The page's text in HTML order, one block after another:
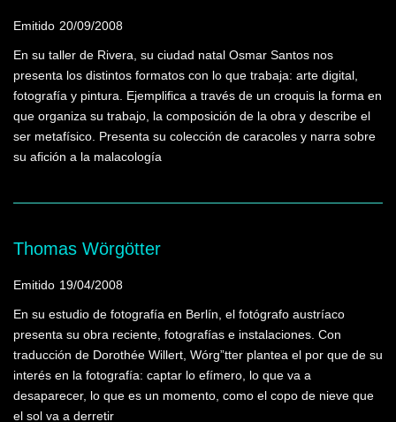
Emitido 20/09/2008
En su taller de Rivera, su ciudad natal Osmar Santos nos
presenta los distintos formatos con lo que trabaja: arte digital,
fotografía y pintura. Ejemplifica a través de un croquis la forma en
que organiza su trabajo, la composición de la obra y describe el
ser metafísico. Presenta su colección de caracoles y narra sobre
su afición a la malacología
Thomas Wörgötter
Emitido 19/04/2008
En su estudio de fotografía en Berlín, el fotógrafo austríaco
presenta su obra reciente, fotografías e instalaciones. Con
traducción de Dorothée Willert, Wórg”tter plantea el por que de su
interés en la fotografía: captar lo efímero, lo que va a
desaparecer, lo que es un momento, como el copo de nieve que
el sol va a derretir